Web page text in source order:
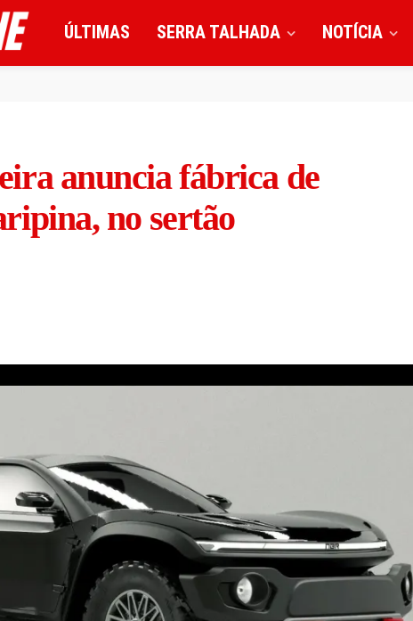
ÚLTIMAS SERRA TALHADA NOTÍCIA
anuncia fábrica de
no sertão